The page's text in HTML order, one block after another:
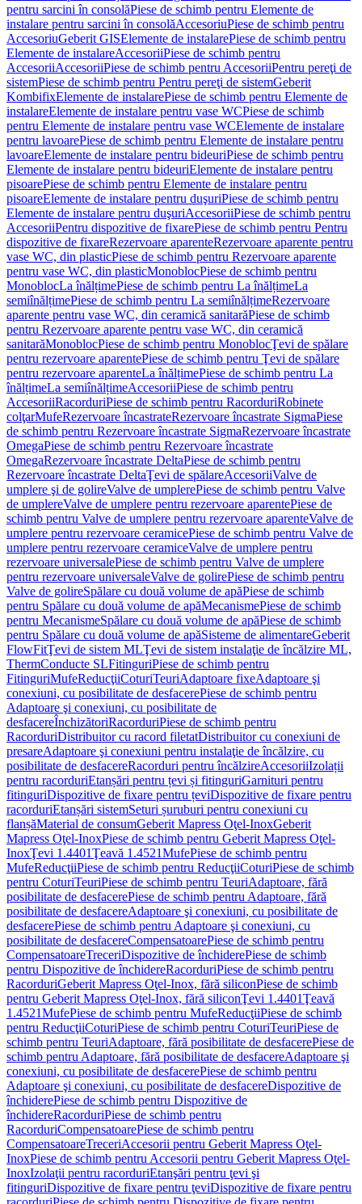
pentru sarcini în consolăPiese de schimb pentru Elemente de
instalare pentru sarcini în consolăAccesoriuPiese de schimb pentru
AccesoriuGeberit GISElemente de instalarePiese de schimb pentru
Elemente de instalareAccesoriiPiese de schimb pentru
AccesoriiAccesoriiPiese de schimb pentru AccesoriiPentru pereţi de
sistemPiese de schimb pentru Pentru pereţi de sistemGeberit
KombifixElemente de instalarePiese de schimb pentru Elemente de
instalareElemente de instalare pentru vase WCPiese de schimb
pentru Elemente de instalare pentru vase WCElemente de instalare
pentru lavoarePiese de schimb pentru Elemente de instalare pentru
lavoareElemente de instalare pentru bideuriPiese de schimb pentru
Elemente de instalare pentru bideuriElemente de instalare pentru
pisoarePiese de schimb pentru Elemente de instalare pentru
pisoareElemente de instalare pentru duşuriPiese de schimb pentru
Elemente de instalare pentru duşuriAccesoriiPiese de schimb pentru
AccesoriiPentru dispozitive de fixarePiese de schimb pentru Pentru
dispozitive de fixareRezervoare aparenteRezervoare aparente pentru
vase WC, din plasticPiese de schimb pentru Rezervoare aparente
pentru vase WC, din plasticMonoblocPiese de schimb pentru
MonoblocLa înălțimePiese de schimb pentru La înălțimeLa
semiînălțimePiese de schimb pentru La semiînălțimeRezervoare
aparente pentru vase WC, din ceramică sanitarăPiese de schimb
pentru Rezervoare aparente pentru vase WC, din ceramică
sanitarăMonoblocPiese de schimb pentru MonoblocŢevi de spălare
pentru rezervoare aparentePiese de schimb pentru Ţevi de spălare
pentru rezervoare aparenteLa înălțimePiese de schimb pentru La
înălțimeLa semiînălțimeAccesoriiPiese de schimb pentru
AccesoriiRacorduriPiese de schimb pentru RacorduriRobinete
colţarMufeRezervoare încastrateRezervoare încastrate SigmaPiese
de schimb pentru Rezervoare încastrate SigmaRezervoare încastrate
OmegaPiese de schimb pentru Rezervoare încastrate
OmegaRezervoare încastrate DeltaPiese de schimb pentru
Rezervoare încastrate DeltaŢevi de spălareAccesoriiValve de
umplere şi de golireValve de umplerePiese de schimb pentru Valve
de umplereValve de umplere pentru rezervoare aparentePiese de
schimb pentru Valve de umplere pentru rezervoare aparenteValve de
umplere pentru rezervoare ceramicePiese de schimb pentru Valve de
umplere pentru rezervoare ceramiceValve de umplere pentru
rezervoare universalePiese de schimb pentru Valve de umplere
pentru rezervoare universaleValve de golirePiese de schimb pentru
Valve de golireSpălare cu două volume de apăPiese de schimb
pentru Spălare cu două volume de apăMecanismePiese de schimb
pentru MecanismeSpălare cu două volume de apăPiese de schimb
pentru Spălare cu două volume de apăSisteme de alimentareGeberit
FlowFitŢevi de sistem MLŢevi de sistem instalaţie de încălzire ML,
ThermConducte SLFitinguriPiese de schimb pentru
FitinguriMufeReducţiiCoturiTeuriAdaptoare fixeAdaptoare şi
conexiuni, cu posibilitate de desfacerePiese de schimb pentru
Adaptoare şi conexiuni, cu posibilitate de
desfacereÎnchizătoriRacorduriPiese de schimb pentru
RacorduriDistribuitor cu racord filetatDistribuitor cu conexiuni de
presareAdaptoare şi conexiuni pentru instalaţie de încălzire, cu
posibilitate de desfacereRacorduri pentru încălzireAccesoriiIzolații
pentru racorduriEtanșări pentru țevi și fitinguriGarnituri pentru
fitinguriDispozitive de fixare pentru țeviDispozitive de fixare pentru
racorduriEtanșări sistemSeturi șuruburi pentru conexiuni cu
flanșăMaterial de consumGeberit Mapress Oţel-InoxGeberit
Mapress Oţel-InoxPiese de schimb pentru Geberit Mapress Oţel-
InoxŢevi 1.4401Ţeavă 1.4521MufePiese de schimb pentru
MufeReducţiiPiese de schimb pentru ReducţiiCoturiPiese de schimb
pentru CoturiTeuriPiese de schimb pentru TeuriAdaptoare, fără
posibilitate de desfacerePiese de schimb pentru Adaptoare, fără
posibilitate de desfacereAdaptoare şi conexiuni, cu posibilitate de
desfacerePiese de schimb pentru Adaptoare şi conexiuni, cu
posibilitate de desfacereCompensatoarePiese de schimb pentru
CompensatoareTreceriDispozitive de închiderePiese de schimb
pentru Dispozitive de închidereRacorduriPiese de schimb pentru
RacorduriGeberit Mapress Oţel-Inox, fără siliconPiese de schimb
pentru Geberit Mapress Oţel-Inox, fără siliconŢevi 1.4401Ţeavă
1.4521MufePiese de schimb pentru MufeReducţiiPiese de schimb
pentru ReducţiiCoturiPiese de schimb pentru CoturiTeuriPiese de
schimb pentru TeuriAdaptoare, fără posibilitate de desfacerePiese de
schimb pentru Adaptoare, fără posibilitate de desfacereAdaptoare şi
conexiuni, cu posibilitate de desfacerePiese de schimb pentru
Adaptoare şi conexiuni, cu posibilitate de desfacereDispozitive de
închiderePiese de schimb pentru Dispozitive de
închidereRacorduriPiese de schimb pentru
RacorduriCompensatoarePiese de schimb pentru
CompensatoareTreceriAccesorii pentru Geberit Mapress Oţel-
InoxPiese de schimb pentru Accesorii pentru Geberit Mapress Oţel-
InoxIzolaţii pentru racorduriEtanşări pentru ţevi şi
fitinguriDispozitive de fixare pentru ţeviDispozitive de fixare pentru